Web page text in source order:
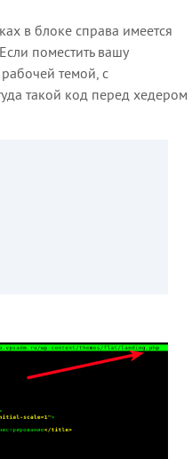
в блоке справа имеется
поместить вашу
рабочей темой, с
такой код перед хедером